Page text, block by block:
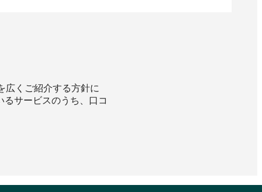
広くご紹介する方針に
サービスのうち、口コ